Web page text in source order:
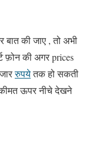
की जाए , तो अभी
फ़ोन की अगर prices
रुपयेतक हो सकती
ऊपर नीचे देखने